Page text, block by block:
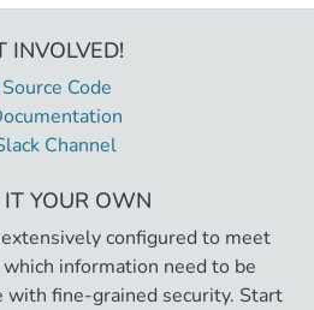
INVOLVED!
Code
Channel
YOUR OWN
extensively configured to meet
information need to be
with fine-grained security. Start